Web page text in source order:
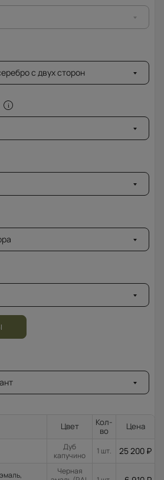
с двух сторон
Цвет
Кол-
во
Цена
Дуб
капучино
1 шт. 25 200 ₽
Черная